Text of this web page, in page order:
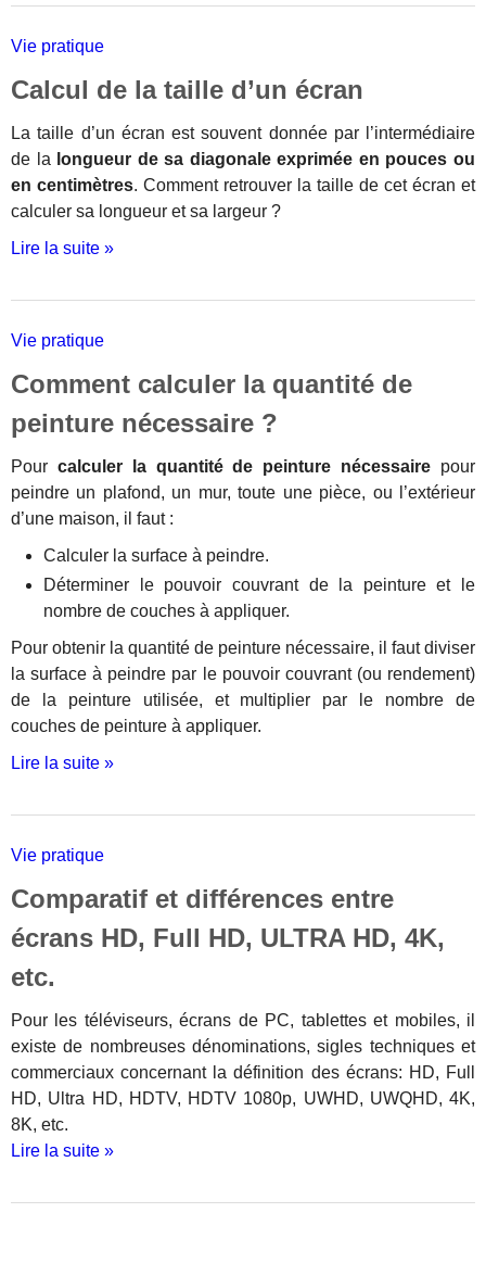
Vie pratique
Calcul de la taille d’un écran
La taille d’un écran est souvent donnée par l’intermédiaire
de la longueur de sa diagonale exprimée en pouces ou
en centimètres. Comment retrouver la taille de cet écran et
calculer sa longueur et sa largeur ?
Lire la suite »
Vie pratique
Comment calculer la quantité de
peinture nécessaire ?
Pour calculer la quantité de peinture nécessaire pour
peindre un plafond, un mur, toute une pièce, ou l’extérieur
d’une maison, il faut :
Calculer la surface à peindre.
Déterminer le pouvoir couvrant de la peinture et le
nombre de couches à appliquer.
Pour obtenir la quantité de peinture nécessaire, il faut diviser
la surface à peindre par le pouvoir couvrant (ou rendement)
de la peinture utilisée, et multiplier par le nombre de
couches de peinture à appliquer.
Lire la suite »
Vie pratique
Comparatif et différences entre
écrans HD, Full HD, ULTRA HD, 4K,
etc.
Pour les téléviseurs, écrans de PC, tablettes et mobiles, il
existe de nombreuses dénominations, sigles techniques et
commerciaux concernant la définition des écrans: HD, Full
HD, Ultra HD, HDTV, HDTV 1080p, UWHD, UWQHD, 4K,
8K, etc.
Lire la suite »